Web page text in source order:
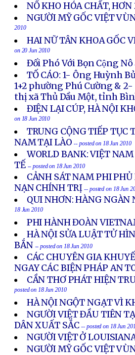
NỔ KHO HÓA CHẤT,
NGƯỜI MỸ GỐC VIỆT
2010
HAI NỮ TÂN KHOA GỐC
on 20 Jun 2010
Đối Phó Với Bọn Cộng Nô
TỐ CÁO: 1- Ông Huỳnh
1+2 phường Phú Cường &
thị xã Thủ Dầu Một, tỉnh
ĐIỆN LẠI CÚP, HÀ NỘI
on 18 Jun 2010
TRUNG CỘNG TIẾP TỤC
NAM TẠI LÀO -- posted on 18 Jun 2010
WORLD BANK: VIỆT
TẾ -- posted on 18 Jun 2010
CẢNH SÁT NAM PHI
NẠN CHÍNH TRỊ -- posted on 18 Jun
QUI NHƠN: HÀNG
18 Jun 2010
PHI HÀNH ĐOÀN
HÀ NỘI SỬA LUẬT TỬ
BẮN -- posted on 18 Jun 2010
CÁC CHUYÊN GIA
NGAY CÁC BIỆN PHÁP AN
CẦN THƠ PHÁT HIỆN
posted on 18 Jun 2010
HÀ NỘI NGỘT NGẠT VÌ
NGƯỜI VIỆT ĐẦU TIÊN
DÂN XUẤT SẮC -- posted on 18 Jun
NGƯỜI VIỆT Ở
NGƯỜI MỸ GỐC VIỆT